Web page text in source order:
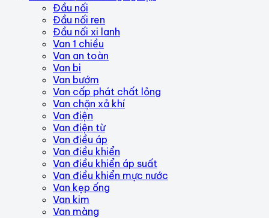
Đầu nối
Đầu nối ren
Đầu nối xi lanh
Van 1 chiều
Van an toàn
Van bi
Van bướm
Van cấp phát chất lỏng
Van chặn xả khí
Van điện
Van điện từ
Van điều áp
Van điều khiển
Van điều khiển áp suất
Van điều khiển mực nước
Van kẹp ống
Van kim
Van màng